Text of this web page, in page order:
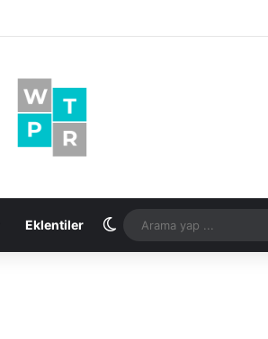
Eklentiler Dış görünümü değiştir